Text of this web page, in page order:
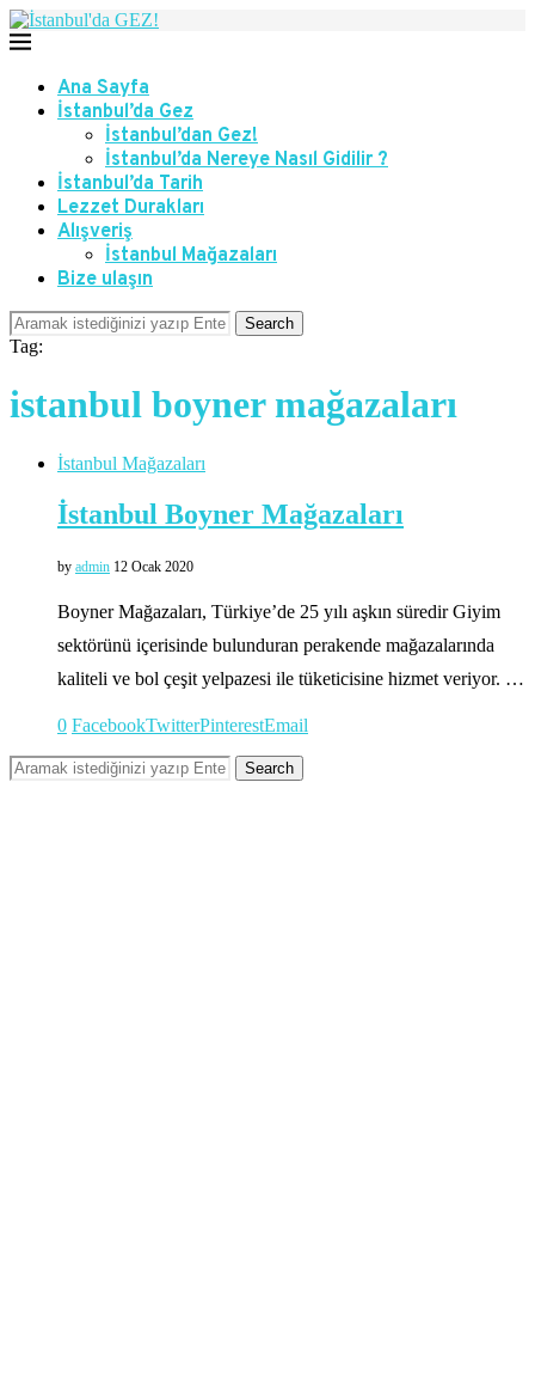
Ana Sayfa
İstanbul’da Gez
İstanbul’dan Gez!
İstanbul’da Nereye Nasıl Gidilir ?
İstanbul’da Tarih
Lezzet Durakları
Alışveriş
İstanbul Mağazaları
Bize ulaşın
Search
Tag:
istanbul boyner mağazaları
İstanbul Mağazaları
İstanbul Boyner Mağazaları
by admin 12 Ocak 2020
Boyner Mağazaları, Türkiye’de 25 yılı aşkın süredir Giyim
sektörünü içerisinde bulunduran perakende mağazalarında
kaliteli ve bol çeşit yelpazesi ile tüketicisine hizmet veriyor. …
0 FacebookTwitterPinterestEmail